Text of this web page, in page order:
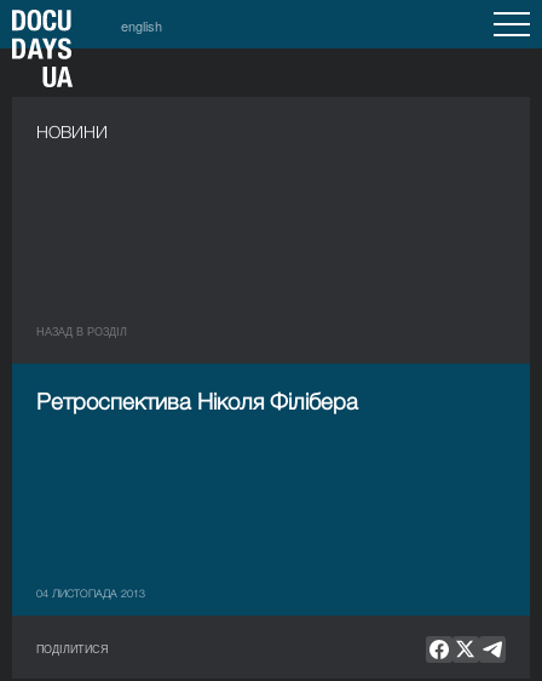
english
НОВИНИ
НАЗАД В РОЗДIЛ
Ретроспектива Ніколя Філібера
04 ЛИСТОПАДА 2013
ПОДІЛИТИСЯ